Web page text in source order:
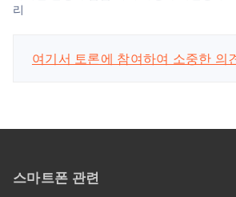
리
여기서 토론에 참여하여 소중한 의
스마트폰 관련